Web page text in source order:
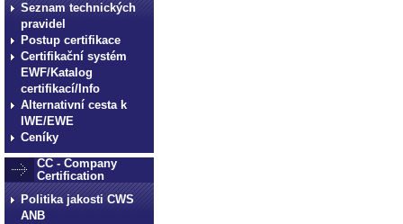
Seznam technických
pravidel
Postup certifikace
Certifikační systém
EWF/Katalog
certifikací/Info
Alternativní cesta k
IWE/EWE
Ceníky
CC - Company
Certification
Politika jakosti CWS
ANB